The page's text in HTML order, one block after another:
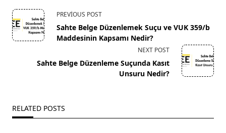
<span
class="nav-
subtitle
text">Page</span>
PREVIOUS POST
Sahte Belge Düzenlemek Suçu ve VUK 359/b
Maddesinin Kapsamı Nedir?
NEXT POST
Sahte Belge Düzenleme Suçunda Kasıt
Unsuru Nedir?
RELATED POSTS